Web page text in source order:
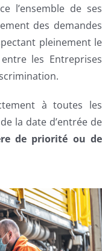
l’ensemble de ses
des demandes
pleinement le
les Entreprises
à toutes les
la date d’entrée de
de priorité ou de